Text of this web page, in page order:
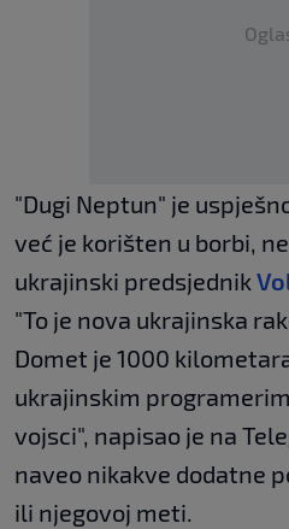
"Dugi Neptun" je
već je korišten u borbi,
ukrajinski predsjednik
"To je nova ukrajinska
Domet je 1000
ukrajinskim
vojsci", napisao je na
naveo nikakve dodatne
ili njegovoj meti.